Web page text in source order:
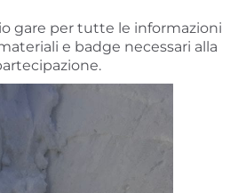
gare per tutte le informazioni
e badge necessari alla